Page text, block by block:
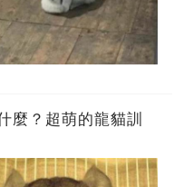
麼？超萌的龍貓訓